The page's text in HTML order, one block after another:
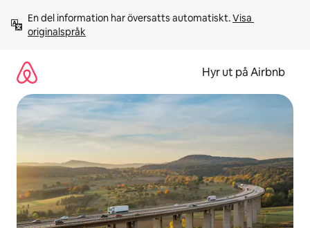
innehåll
En del information har översatts automatiskt. Visa
originalspråk
Hyr ut på Airbnb